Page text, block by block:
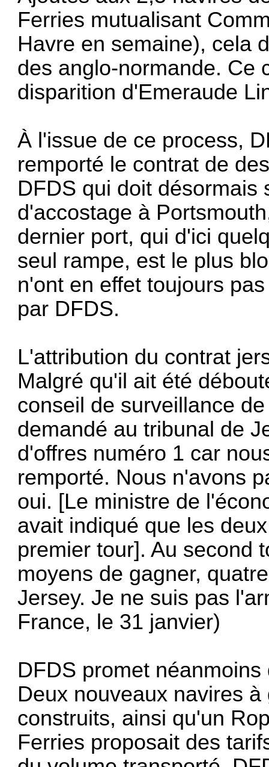
Ferries mutualisant
Havre en semaine), cela
des anglo-normande. Ce
disparition d'Emeraude
À l'issue de ce process,
remporté le contrat de
DFDS qui doit désormais
d'accostage à
dernier port, qui d'ici
seul rampe, est le plus
n'ont en effet toujours
par DFDS.
L'attribution du contrat
Malgré qu'il ait été
conseil de surveillance
demandé au tribunal de
d'offres numéro 1 car
remporté. Nous n'avons
oui. [Le ministre de
avait indiqué que les
premier tour]. Au second
moyens de gagner,
Jersey. Je ne suis pas
France, le 31 janvier)
DFDS promet
Deux nouveaux navires
construits, ainsi qu'un
Ferries proposait des